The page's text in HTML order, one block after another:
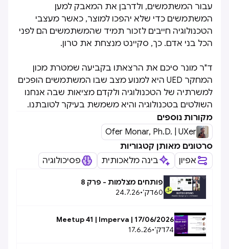
עבור המשתמשים, ולדרבן את המאבק למען
המשתמשים כדי שלא יהפכו למוצר, כאשר מעצבי
הטכנולוגיה חייבים לזכור תמיד שהמשתמשים הם לפני
הכל בני אדם. כך, סקיינט מנצחת את טרון.
ד"ר מונר סיכם את הרצאתו בקביעה שמטרת מכון
המחקר UED היא למנוע מצב שבו המשתמשים הופכים
למשרתיה של הטכנולוגיה ולקדם מציאות שבה אנחנו
השולטים בטכנולוגיה והיא משמשת בעיקר לטובתנו.
מקורות נוספים
Ofer Monar, Ph.D. | UXer
סרטונים מאותן קטגוריות
אפיון
בינה מלאכותית פסיכולוגיה
פותחים מצלמות - פרק 8
60דק׳•
24.7.26
Meetup 41 | Imperva | 17/06/2026
74דק׳•
17.6.26